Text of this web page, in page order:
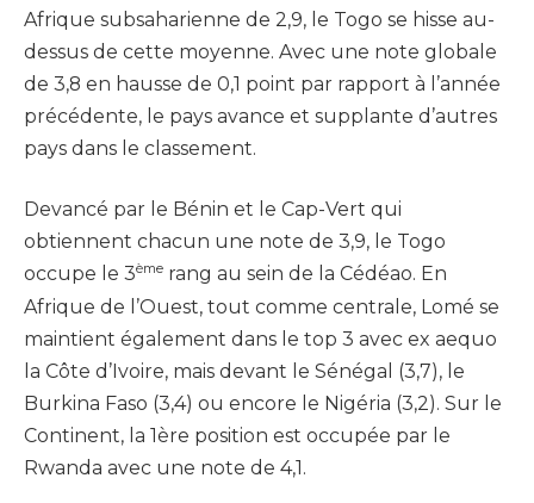
Afrique subsaharienne de 2,9, le Togo se hisse au-
dessus de cette moyenne. Avec une note globale
de 3,8 en hausse de 0,1 point par rapport à l’année
précédente, le pays avance et supplante d’autres
pays dans le classement.
Devancé par le Bénin et le Cap-Vert qui
obtiennent chacun une note de 3,9, le Togo
occupe le 3ème rang au sein de la Cédéao. En
Afrique de l’Ouest, tout comme centrale, Lomé se
maintient également dans le top 3 avec ex aequo
la Côte d’Ivoire, mais devant le Sénégal (3,7), le
Burkina Faso (3,4) ou encore le Nigéria (3,2). Sur le
Continent, la 1ère position est occupée par le
Rwanda avec une note de 4,1.